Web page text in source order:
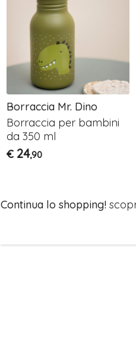
Borraccia Mr. Dino
Borraccia per bambini
da 350 ml
€ 24,90
Continua lo shopping!